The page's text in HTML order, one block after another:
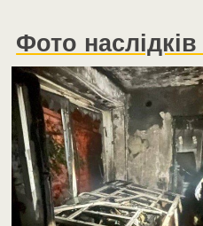
Фото